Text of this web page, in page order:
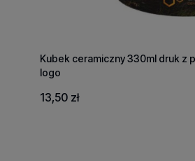
Kubek ceramiczny 330ml druk z
logo
13,50 zł